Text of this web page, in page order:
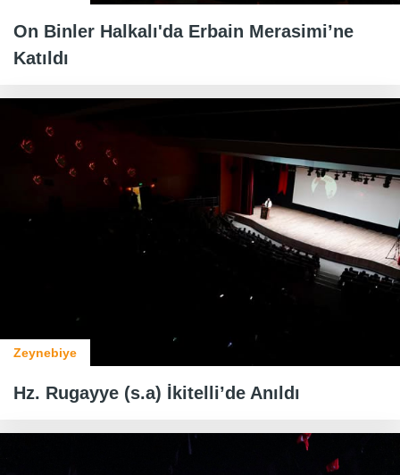
On Binler Halkalı'da Erbain Merasimi’ne
Katıldı
Zeynebiye
Hz. Rugayye (s.a) İkitelli’de Anıldı